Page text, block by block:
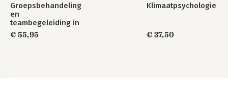
Groepsbehandeling
en
teambegeleiding in
de zorg
€ 55,95
Klimaatpsychologie
€ 37,50